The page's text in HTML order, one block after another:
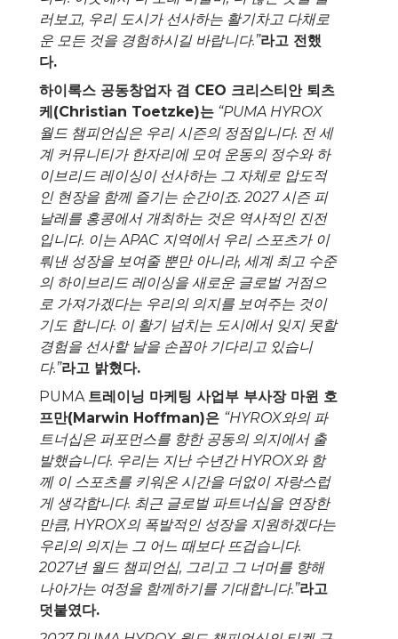
러보고, 우리 도시가 선사하는 활기차고 다채로
운 모든 것을 경험하시길 바랍니다.”라고 전했
다.
하이록스 공동창업자 겸 CEO 크리스티안 퇴츠
케 (Christian Toetzke)는 “PUMA HYROX
월드 챔피언십은 우리 시즌의 정점입니다. 전 세
계 커뮤니티가 한자리에 모여 운동의 정수와 하
이브리드 레이싱이 선사하는 그 자체로 압도적
인 현장을 함께 즐기는 순간이죠. 2027 시즌 피
날레를 홍콩에서 개최하는 것은 역사적인 진전
입니다. 이는APAC 지역에서 우리 스포츠가 이
뤄낸 성장을 보여줄 뿐만 아니라, 세계 최고 수준
의 하이브리드 레이싱을 새로운 글로벌 거점으
로 가져가겠다는 우리의 의지를 보여주는 것이
기도 합니다. 이 활기 넘치는 도시에서 잊지 못할
경험을 선사할 날을 손꼽아 기다리고 있습니
다.”라고 밝혔다.
PUMA 트레이닝 마케팅 사업부 부사장 마윈 호
프만(Marwin Hoffman)은 “HYROX와의 파
트너십은 퍼포먼스를 향한 공동의 의지에서 출
발했습니다. 우리는 지난 수년간HYROX와 함
께 이 스포츠를 키워온 시간을 더없이 자랑스럽
게 생각합니다. 최근 글로벌 파트너십을 연장한
만큼, HYROX의 폭발적인 성장을 지원하겠다는
우리의 의지는 그 어느 때보다 뜨겁습니다.
2027년 월드 챔피언십, 그리고 그 너머를 향해
나아가는 여정을 함께하기를 기대합니다.”라고
덧붙였다.